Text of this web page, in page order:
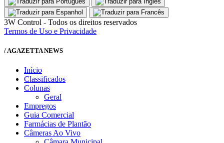
3W Control - Todos os direitos reservados
Termos de Uso e Privacidade
/ AGAZETTA NEWS
Início
Classificados
Colunas
Geral
Empregos
Guia Comercial
Farmácias de Plantão
Câmeras Ao Vivo